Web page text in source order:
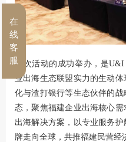
本次活动的成功举办，是
业出海生态联盟实力的生动
化与渣打银行等生态伙伴的
态，聚焦福建企业出海核心
出海解决方案，以专业服务
牌走向全球，共推福建民营经
在
线
客
服